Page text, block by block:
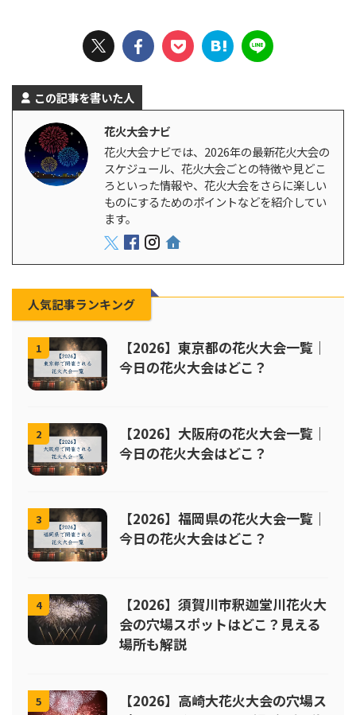
この記事を書いた人
花火大会ナビ
花火大会ナビでは、2026年の最新花火大会の
スケジュール、花火大会ごとの特徴や見どこ
ろといった情報や、花火大会をさらに楽しい
ものにするためのポイントなどを紹介してい
ます。
人気記事ランキング
1
【2026】東京都の花火大会一覧｜
今日の花火大会はどこ？
2
【2026】大阪府の花火大会一覧｜
今日の花火大会はどこ？
3
【2026】福岡県の花火大会一覧｜
今日の花火大会はどこ？
4
【2026】須賀川市釈迦堂川花火大
会の穴場スポットはどこ？見える
場所も解説
5
【2026】高崎大花火大会の穴場ス